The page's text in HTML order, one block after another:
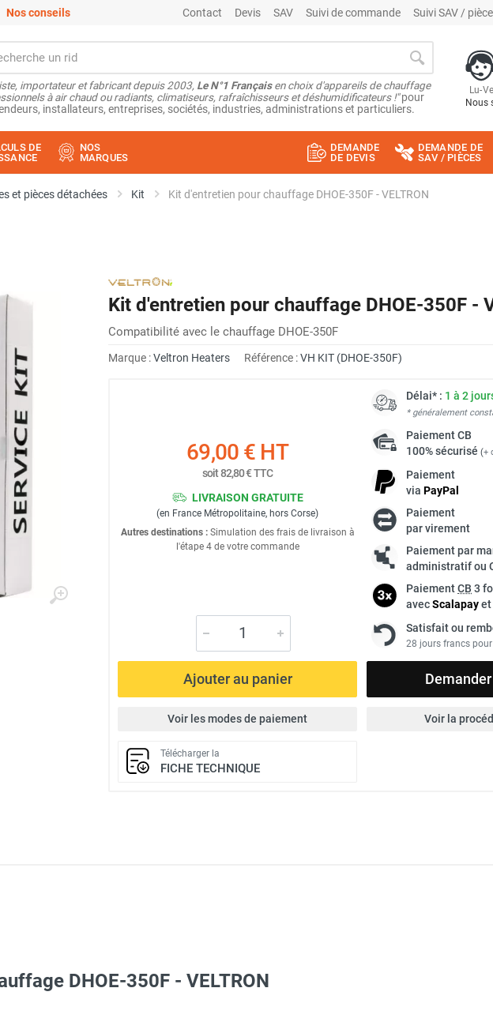
Nos conseils Contact Devis SAV Suivi de commande Suivi SAV /
importateur et fabricant depuis 2003, Le N°1 Françaisen choix d'appareils de chauffage
à air chaud ou radiants, climatiseurs, rafraîchisseurs et déshumidificateurs !"pour
installateurs, entreprises, sociétés, industries, administrations et particuliers.
Lu-Ve
Nous
DE
NOS
MARQUES
DEMANDE
DE DEVIS
DEMANDE DE
SAV / PIÈCES
et pièces détachées Kit Kit d'entretien pour chauffage DHOE-350F - VELTRON
Kit d'entretien pour chauffage DHOE-350F -
Compatibilité avec le chauffage DHOE-350F
Marque :Veltron Heaters Référence :VH KIT (DHOE-350F)
69,00 € HT
soit82,80 €TTC
LIVRAISON GRATUITE
(en France Métropolitaine, hors Corse)
Autres destinations :Simulation des frais de livraison à
l'étape 4 de votre commande
Délai* : 1 à 2
* généralement
PaiementCB
100% sécurisé (+
Paiement
via PayPal
Paiement
par virement
Paiement par
administratif ou
PaiementCB 3
avecScalapayet
Satisfait ou
28 jours francs
Ajouter au panier
Voir les modes de paiement Voir la
Télécharger la
FICHE TECHNIQUE
DHOE-350F - VELTRON